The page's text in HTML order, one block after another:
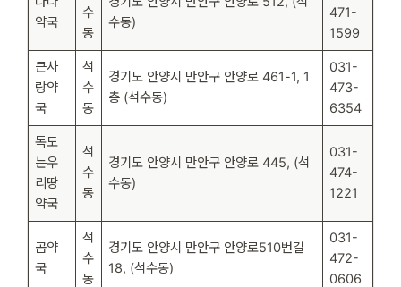
약국
수
동
수동)
471-
1599
큰사
랑약
국
석
수
동
경기도 안양시 만안구 안양로 461-1, 1
층 (석수동)
031-
473-
6354
독도
는우
리땅
약국
석
수
동
경기도 안양시 만안구 안양로 445, (석
수동)
031-
474-
1221
곰약
국
석
수
동
경기도 안양시 만안구 안양로510번길
18, (석수동)
031-
472-
0606